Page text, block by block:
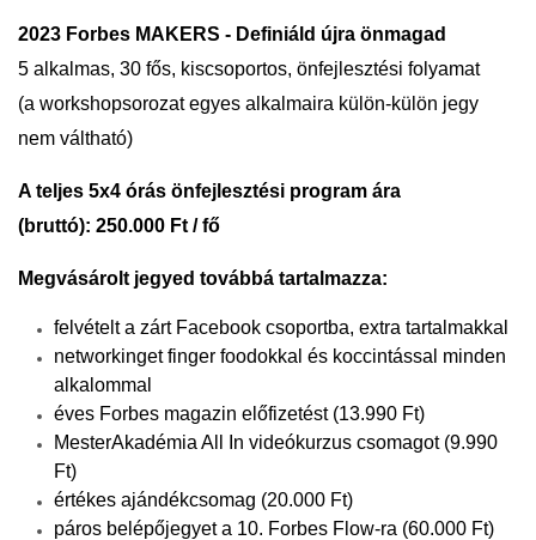
2023 Forbes MAKERS - Definiáld újra önmagad
5 alkalmas, 30 fős, kiscsoportos, önfejlesztési folyamat
(a workshopsorozat egyes alkalmaira külön-külön jegy
nem váltható)
A teljes 5x4 órás önfejlesztési program ára
(bruttó): 250.000 Ft / fő
Megvásárolt jegyed továbbá tartalmazza:
felvételt a zárt Facebook csoportba, extra tartalmakkal
networkinget finger foodokkal és koccintással minden
alkalommal
éves Forbes magazin előfizetést (13.990 Ft)
MesterAkadémia All In videókurzus csomagot (9.990
Ft)
értékes ajándékcsomag (20.000 Ft)
páros belépőjegyet a 10. Forbes Flow-ra (60.000 Ft)